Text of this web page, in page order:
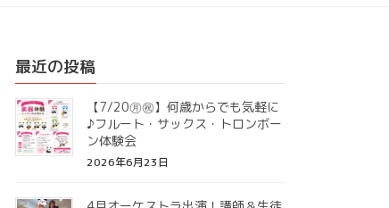
最近の投稿
【7/20㊊㊗】何歳からでも気軽に
♪フルート・サックス・トロンボー
ン体験会
2026年6月23日